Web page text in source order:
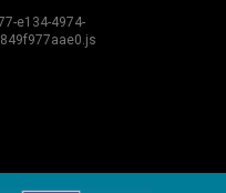
e134-4974-